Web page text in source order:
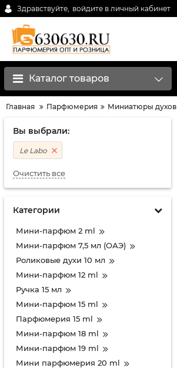
Здравствуйте, войдите в личный кабинет
Каталог товаров
Главная Парфюмерия Миниатюры духов
Вы выбрали:
Le Labo
Очистить все
Категории
Мини-парфюм 2 ml
Мини-парфюм 7,5 мл (ОАЭ)
Роликовые духи 10 мл
Мини-парфюм 12 ml
Ручка 15 мл
Мини-парфюм 15 ml
Парфюмерия 15 ml
Мини-парфюм 18 ml
Мини-парфюм 19 ml
Мини парфюмерия 20 ml